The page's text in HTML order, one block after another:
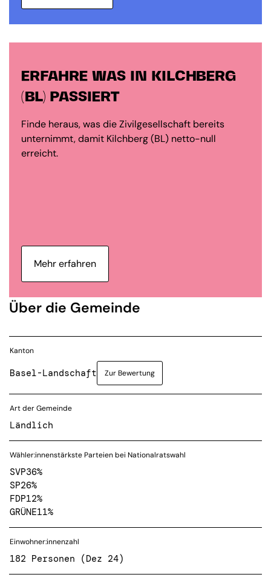
ERFAHRE WAS IN KILCHBERG
(BL) PASSIERT
Finde heraus, was die Zivilgesellschaft bereits
unternimmt, damit Kilchberg (BL) netto-null
erreicht.
Mehr erfahren
Über die Gemeinde
Kanton
Basel-Landschaft Zur Bewertung
Art der Gemeinde
Ländlich
Wähler:innenstärkste Parteien bei Nationalratswahl
SVP36%
SP26%
FDP12%
GRÜNE11%
Einwohner:innenzahl
182 Personen (Dez 24)